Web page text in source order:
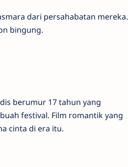
dari persahabatan mereka.
bingung.
berumur 17 tahun yang
festival. Film romantik yang
cinta di era itu.